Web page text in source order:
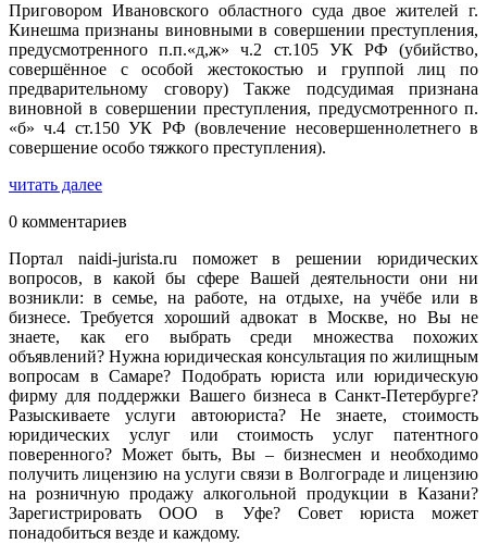
Приговором Ивановского областного суда двое жителей г.
Кинешма признаны виновными в совершении преступления,
предусмотренного п.п.«д,ж» ч.2 ст.105 УК РФ (убийство,
совершённое с особой жестокостью и группой лиц по
предварительному сговору) Также подсудимая признана
виновной в совершении преступления, предусмотренного п.
«б» ч.4 ст.150 УК РФ (вовлечение несовершеннолетнего в
совершение особо тяжкого преступления).
читать далее
0 комментариев
Портал naidi-jurista.ru поможет в решении юридических
вопросов, в какой бы сфере Вашей деятельности они ни
возникли: в семье, на работе, на отдыхе, на учёбе или в
бизнесе. Требуется хороший адвокат в Москве, но Вы не
знаете, как его выбрать среди множества похожих
объявлений? Нужна юридическая консультация по жилищным
вопросам в Самаре? Подобрать юриста или юридическую
фирму для поддержки Вашего бизнеса в Санкт-Петербурге?
Разыскиваете услуги автоюриста? Не знаете, стоимость
юридических услуг или стоимость услуг патентного
поверенного? Может быть, Вы – бизнесмен и необходимо
получить лицензию на услуги связи в Волгограде и лицензию
на розничную продажу алкогольной продукции в Казани?
Зарегистрировать ООО в Уфе? Совет юриста может
понадобиться везде и каждому.